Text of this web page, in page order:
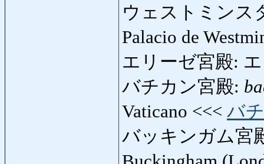
ウェストミンス
Palacio de
エリーゼ宮殿:
バチカン宮殿:
Vaticano <<< バ
バッキンガム宮